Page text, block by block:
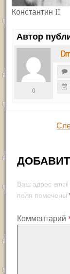
Константин II
Автор
0
Ваш адрес email
поля помечены
Комментарий